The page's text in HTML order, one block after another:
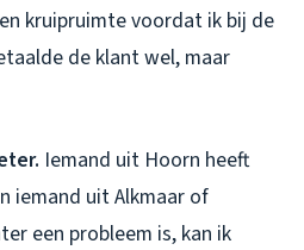
kruipruimte voordat ik bij de
de klant wel, maar
Iemand uit Hoorn heeft
iemand uit Alkmaar of
een probleem is, kan ik